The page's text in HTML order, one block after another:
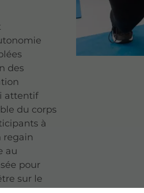
des
attentif
du corps
à
regain
au
pour
sur le